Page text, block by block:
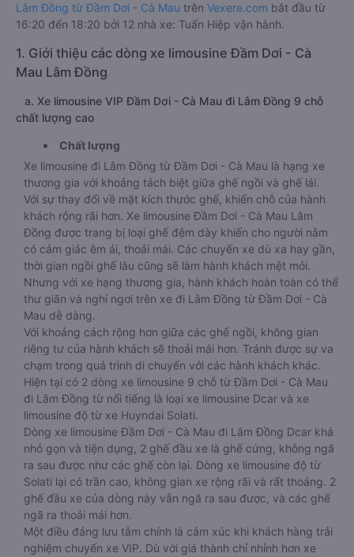
Lâm Đồng từ Đầm Dơi - Cà Mau trên Vexere.com bắt đầu từ
16:20 đến 18:20 bởi 12 nhà xe: Tuấn Hiệp vận hành.
1. Giới thiệu các dòng xe limousine Đầm Dơi - Cà
Mau Lâm Đồng
a. Xe limousine VIP Đầm Dơi - Cà Mau đi Lâm Đồng 9 chỗ
chất lượng cao
Chất lượng
Xe limousine đi Lâm Đồng từ Đầm Dơi - Cà Mau là hạng xe
thương gia với khoảng tách biệt giữa ghế ngồi và ghế lái.
Với sự thay đổi về mặt kích thước ghế, khiến chỗ của hành
khách rộng rãi hơn. Xe limousine Đầm Dơi - Cà Mau Lâm
Đồng được trang bị loại ghế đệm dày khiến cho người nằm
có cảm giác êm ái, thoải mái. Các chuyến xe dù xa hay gần,
thời gian ngồi ghế lâu cũng sẽ làm hành khách mệt mỏi.
Nhưng với xe hạng thương gia, hành khách hoàn toàn có thể
thư giãn và nghỉ ngơi trên xe đi Lâm Đồng từ Đầm Dơi - Cà
Mau dễ dàng.
Với khoảng cách rộng hơn giữa các ghế ngồi, không gian
riêng tư của hành khách sẽ thoải mái hơn. Tránh được sự va
chạm trong quá trình di chuyển với các hành khách khác.
Hiện tại có 2 dòng xe limousine 9 chỗ từ Đầm Dơi - Cà Mau
đi Lâm Đồng từ nổi tiếng là loại xe limousine Dcar và xe
limousine độ từ xe Huyndai Solati.
Dòng xe limousine Đầm Dơi - Cà Mau đi Lâm Đồng Dcar khá
nhỏ gọn và tiện dụng, 2 ghế đầu xe là ghế cứng, không ngã
ra sau được như các ghế còn lại. Dòng xe limousine độ từ
Solati lại có trần cao, không gian xe rộng rãi và rất thoáng. 2
ghế đầu xe của dòng này vẫn ngã ra sau được, và các ghế
ngã ra thoải mái hơn.
Một điều đáng lưu tâm chính là cảm xúc khi khách hàng trải
nghiệm chuyến xe VIP. Dù với giá thành chỉ nhỉnh hơn xe